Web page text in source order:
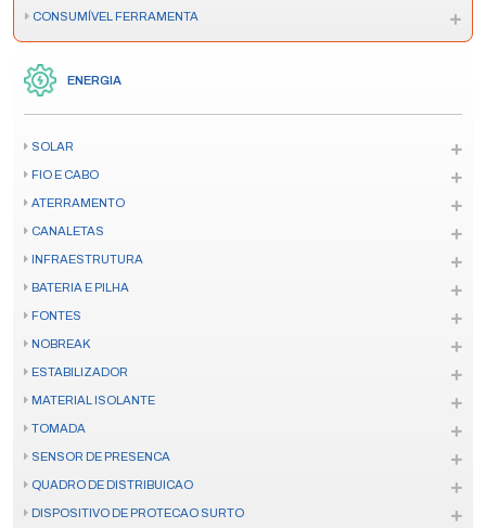
CONSUMÍVEL FERRAMENTA
ENERGIA
SOLAR
FIO E CABO
ATERRAMENTO
CANALETAS
INFRAESTRUTURA
BATERIA E PILHA
FONTES
NOBREAK
ESTABILIZADOR
MATERIAL ISOLANTE
TOMADA
SENSOR DE PRESENCA
QUADRO DE DISTRIBUICAO
DISPOSITIVO DE PROTECAO SURTO